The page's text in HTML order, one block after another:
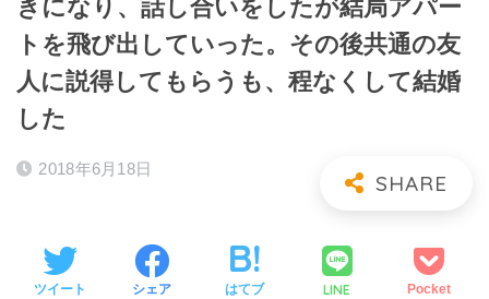
きになり、話し合いをしたが結局アパー
トを飛び出していった。その後共通の友
人に説得してもらうも、程なくして結婚
した
2018年6月18日
ツイート シェア はてブ LINE Pocket